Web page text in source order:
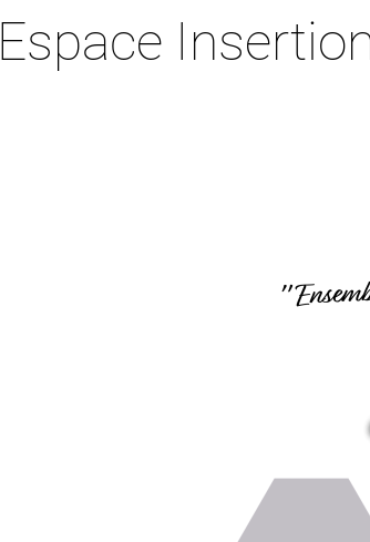
Espace